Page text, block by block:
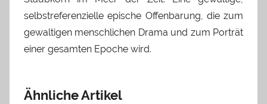
selbstreferenzielle epische Offenbarung, die zum
gewaltigen menschlichen Drama und zum Porträt
einer gesamten Epoche wird.
Ähnliche Artikel